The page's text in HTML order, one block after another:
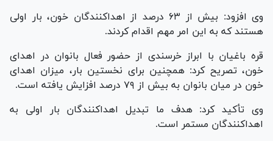
وی افزود: بیش از ۶۳ درصد از اهداکنندگان خون، بار اولی
هستند که به این امر مهم اقدام کردند.
قره باغیان با ابراز خرسندی از حضور فعال بانوان در اهدای
خون، تصریح کرد: همچنین برای نخستین بار، میزان اهدای
خون در میان بانوان به بیش از ۷۹ درصد افزایش یافته است.
وی تأکید کرد: هدف ما تبدیل اهداکنندگان بار اولی به
اهداکنندگان مستمر است.